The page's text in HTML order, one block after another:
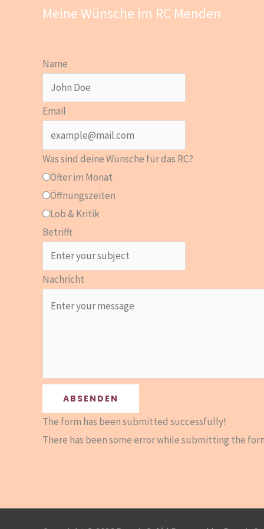
Meine Wünsche im RC Menden
Name
Email
Was sind deine Wünsche für das RC?
Öfter im Monat
Öffnungszeiten
Lob & Kritik
Betrifft
Nachricht
ABSENDEN
The form has been submitted successfully!
There has been some error while submitting the